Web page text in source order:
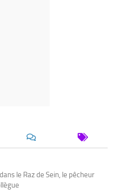
le Raz de Sein, le pêcheur